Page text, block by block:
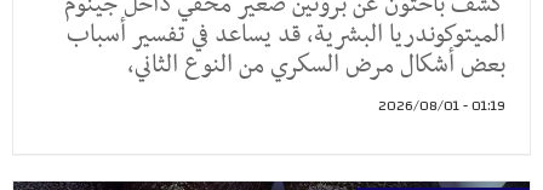
الميتوكوندريا البشرية، قد يساعد في تفسير أسباب
بعض أشكال مرض السكري من النوع الثاني،
01:19 - 2026/08/01